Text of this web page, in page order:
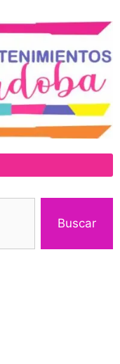
Buscar